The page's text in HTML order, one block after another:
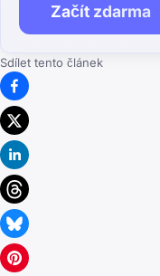
Začít zdarma
Sdílet tento článek